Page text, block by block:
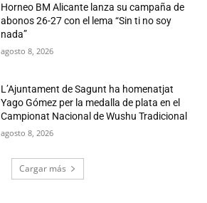
Horneo BM Alicante lanza su campaña de
abonos 26-27 con el lema “Sin ti no soy
nada”
agosto 8, 2026
L’Ajuntament de Sagunt ha homenatjat
Yago Gómez per la medalla de plata en el
Campionat Nacional de Wushu Tradicional
agosto 8, 2026
Cargar más